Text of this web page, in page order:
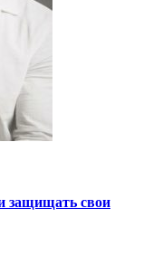
защищать свои